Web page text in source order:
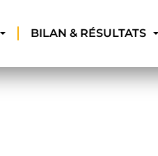
BILAN & RÉSULTATS